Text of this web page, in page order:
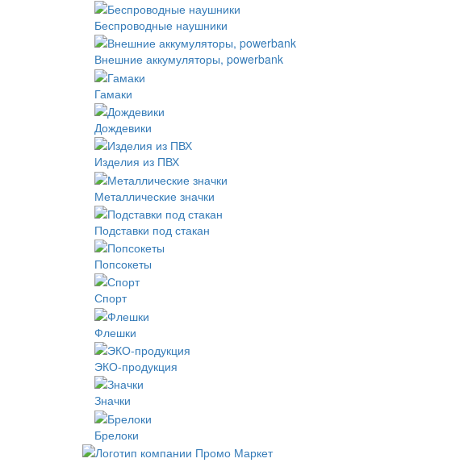
Беспроводные наушники
Внешние аккумуляторы, powerbank
Гамаки
Дождевики
Изделия из ПВХ
Металлические значки
Подставки под стакан
Попсокеты
Спорт
Флешки
ЭКО-продукция
Значки
Брелоки